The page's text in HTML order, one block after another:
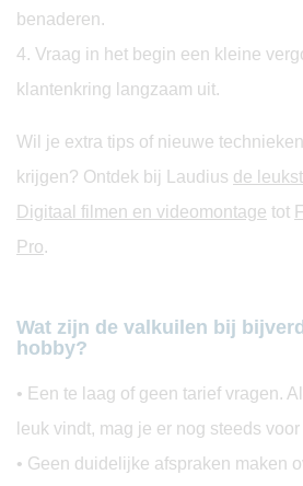
benaderen.
4. Vraag in het begin een kleine
klantenkring langzaam uit.
Wil je extra tips of nieuwe
krijgen? Ontdek bij Laudius de
Digitaal filmen en videomontage tot
Pro.
Wat zijn de valkuilen bij
hobby?
• Een te laag of geen tarief vragen.
leuk vindt, mag je er nog steeds
• Geen duidelijke afspraken maken